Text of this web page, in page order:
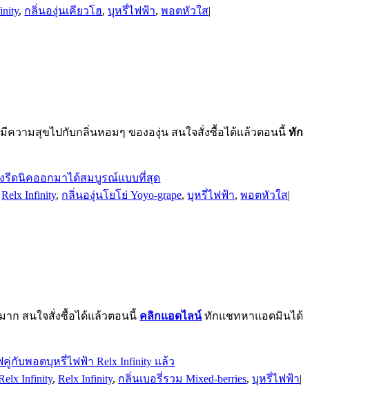
, กลิ่นองุ่นเคียวโฮ,บุหรี่ไฟฟ้า,พอตหัวใส|
ความสุขไปกับกลิ่นหอมๆ ขององุ่น สนใจสั่งซื้อได้แล้วตอนนี้ทัก
Relx Infinity, กลิ่นองุ่นโยโย่ Yoyo-grape,บุหรี่ไฟฟ้า,พอตหัวใส|
าก สนใจสั่งซื้อได้แล้วตอนนี้ คลิกแอดไลน์ทักแชทหาแอดมินได้
Infinity,Relx Infinity, กลิ่นเบอรี่รวม Mixed-berries,บุหรี่ไฟฟ้า|